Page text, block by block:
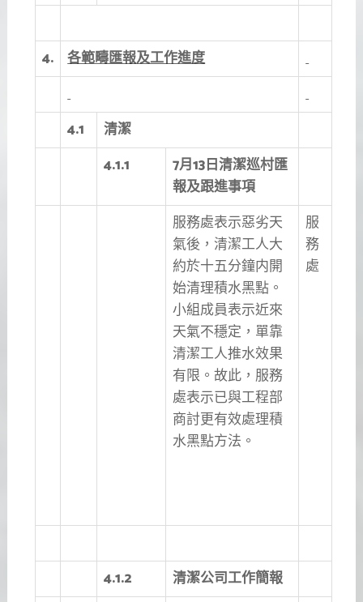
4. 各範疇匯報及工作進度
4.1
清潔
4.1.1
7月13日清潔巡村匯
報及跟進事項
服務處表示惡劣天
氣後，清潔工人大
約於十五分鐘内開
始清理積水黑點。
小組成員表示近來
天氣不穩定，單靠
清潔工人推水效果
有限。故此，服務
處表示已與工程部
商討更有效處理積
水黑點方法。
服
務
處
4.1.2
清潔公司工作簡報